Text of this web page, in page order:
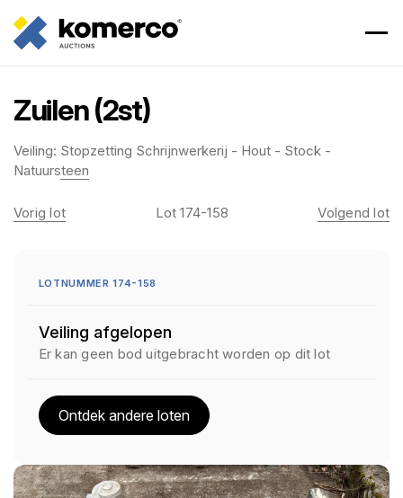
Zuilen (2st)
Veiling: Stopzetting Schrijnwerkerij - Hout - Stock -
Natuursteen
Vorig lot Lot 174-158 Volgend lot
LOTNUMMER 174-158
Veiling afgelopen
Er kan geen bod uitgebracht worden op dit lot
Ontdek andere loten